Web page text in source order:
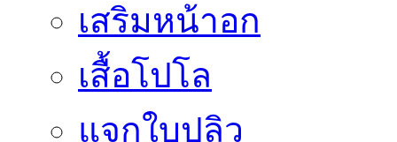
เสริมหน้าอก
เสื้อโปโล
แจกใบปลิว